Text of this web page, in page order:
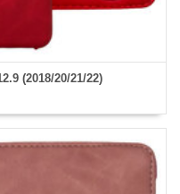
(2018/20/21/22)